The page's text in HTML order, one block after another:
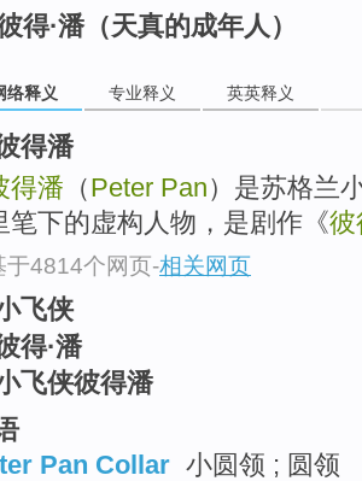
得·潘（天真的成年人）
络释义 专业释义 英英释义
得潘
得潘 （Peter Pan）是苏格兰
笔下的虚构人物，是剧作《彼
于4814个网页-相关网页
飞侠
得·潘
飞侠彼得潘
Pan Collar 小圆领 ; 圆领